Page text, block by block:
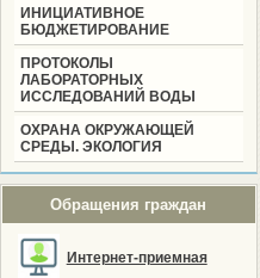
ИНИЦИАТИВНОЕ
БЮДЖЕТИРОВАНИЕ
ПРОТОКОЛЫ
ЛАБОРАТОРНЫХ
ИССЛЕДОВАНИЙ ВОДЫ
ОХРАНА ОКРУЖАЮЩЕЙ
СРЕДЫ. ЭКОЛОГИЯ
Обращения граждан
Интернет-приемная